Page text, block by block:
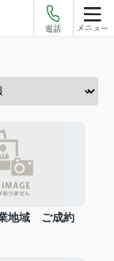
電話 メニュー
地域 ご成約